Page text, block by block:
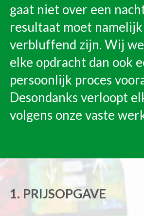
gaat niet over een
resultaat moet namelijk
verbluffend zijn. Wij
elke opdracht dan ook
persoonlijk proces
Desondanks verloopt
volgens onze vaste
1. PRIJSOPGAVE